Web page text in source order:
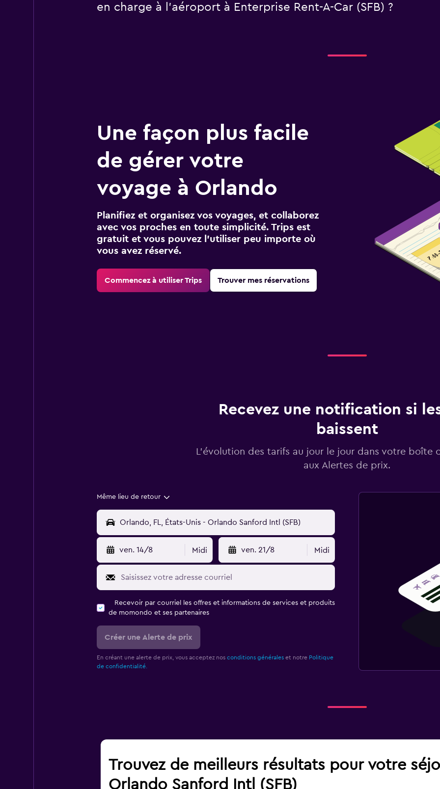
en charge à l’aéroport à Enterprise Rent-A-Car (SFB) ?
Une façon plus facile
de gérer votre
voyage à Orlando
Planifiez et organisez vos voyages, et collaborez
avec vos proches en toute simplicité. Trips est
gratuit et vous pouvez l’utiliser peu importe où
vous avez réservé.
Commencez à utiliser Trips Trouver mes réservations
Recevez une notification si
baissent
L’évolution des tarifs au jour le jour dans votre boîte
aux Alertes de prix.
Même lieu de retour
ven. 14/8 Midi ven. 21/8 Midi
Recevoir par courriel les offres et informations de services et produits
de momondo et ses partenaires
Créer une Alerte de prix
En créant une alerte de prix, vous acceptez nos conditions généraleset notre Politique
de confidentialité.
Trouvez de meilleurs résultats pour votre
Orlando Sanford Intl (SFB)